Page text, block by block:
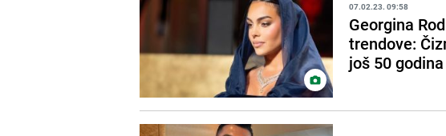
07.02.23. 09:58
Georgina
trendove:
još 50 godina